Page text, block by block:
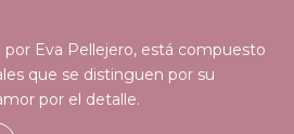
por Eva Pellejero, está compuesto
que se distinguen por su
por el detalle.